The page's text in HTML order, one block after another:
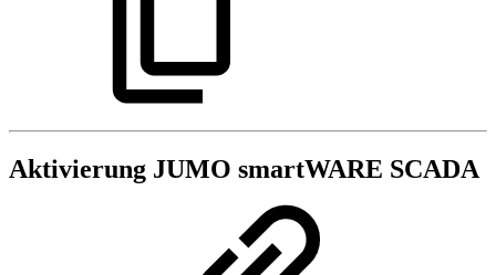
Aktivierung JUMO smartWARE SCADA